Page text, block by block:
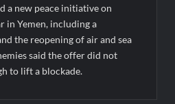
a new peace initiative on
in Yemen, including a
the reopening of air and sea
said the offer did not
to lift a blockade.